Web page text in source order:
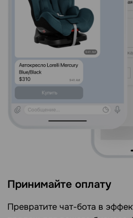
Принимайте оплату
Превратите чат-бота в